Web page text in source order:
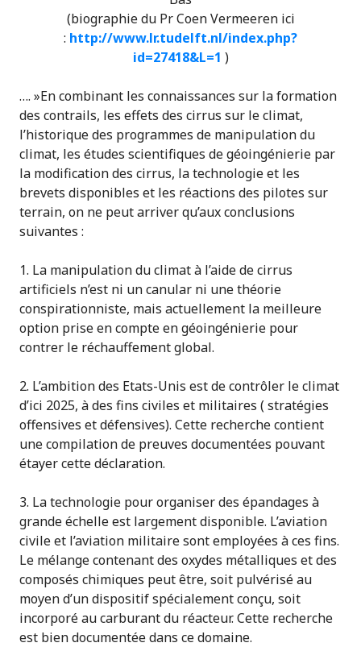
(biographie du Pr Coen Vermeeren ici
: http://www.lr.tudelft.nl/index.php?
id=27418&L=1 )
…. »En combinant les connaissances sur la formation
des contrails, les effets des cirrus sur le climat,
l’historique des programmes de manipulation du
climat, les études scientifiques de géoingénierie par
la modification des cirrus, la technologie et les
brevets disponibles et les réactions des pilotes sur
terrain, on ne peut arriver qu’aux conclusions
suivantes :
1. La manipulation du climat à l’aide de cirrus
artificiels n’est ni un canular ni une théorie
conspirationniste, mais actuellement la meilleure
option prise en compte en géoingénierie pour
contrer le réchauffement global.
2. L’ambition des Etats-Unis est de contrôler le climat
d’ici 2025, à des fins civiles et militaires ( stratégies
offensives et défensives). Cette recherche contient
une compilation de preuves documentées pouvant
étayer cette déclaration.
3. La technologie pour organiser des épandages à
grande échelle est largement disponible. L’aviation
civile et l’aviation militaire sont employées à ces fins.
Le mélange contenant des oxydes métalliques et des
composés chimiques peut être, soit pulvérisé au
moyen d’un dispositif spécialement conçu, soit
incorporé au carburant du réacteur. Cette recherche
est bien documentée dans ce domaine.